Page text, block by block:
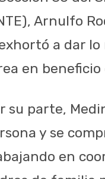
Arnulfo
a dar
en
su parte,
y se
en